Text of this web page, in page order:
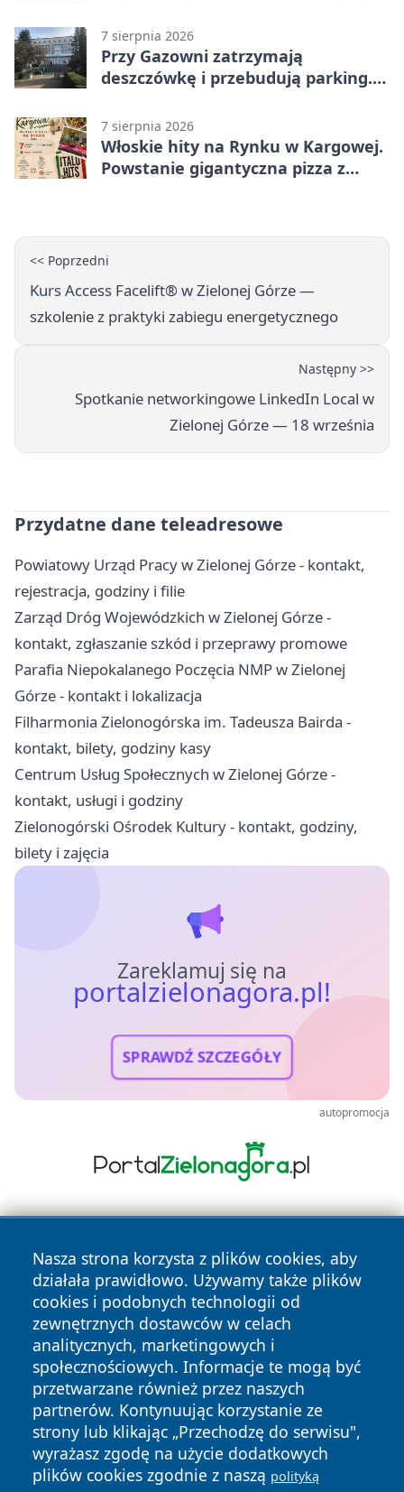
7 sierpnia 2026
Przy Gazowni zatrzymają
deszczówkę i przebudują parking.
7 sierpnia 2026
Włoskie hity na Rynku w Kargowej.
Powstanie gigantyczna pizza z
<< Poprzedni
Kurs Access Facelift® w Zielonej Górze —
szkolenie z praktyki zabiegu energetycznego
Następny >>
Spotkanie networkingowe LinkedIn Local w
Zielonej Górze — 18 września
Przydatne dane teleadresowe
Powiatowy Urząd Pracy w Zielonej Górze - kontakt,
rejestracja, godziny i filie
Zarząd Dróg Wojewódzkich w Zielonej Górze -
kontakt, zgłaszanie szkód i przeprawy promowe
Parafia Niepokalanego Poczęcia NMP w Zielonej
Górze - kontakt i lokalizacja
Filharmonia Zielonogórska im. Tadeusza Bairda -
kontakt, bilety, godziny kasy
Centrum Usług Społecznych w Zielonej Górze -
kontakt, usługi i godziny
Zielonogórski Ośrodek Kultury - kontakt, godziny,
bilety i zajęcia
Zareklamuj się na
portalzielonagora.pl!
SPRAWDŹ SZCZEGÓŁY
autopromocja
Nasza strona korzysta z plików cookies, aby
działała prawidłowo. Używamy także plików
cookies i podobnych technologii od
zewnętrznych dostawców w celach
analitycznych, marketingowych i
społecznościowych. Informacje te mogą być
przetwarzane również przez naszych
partnerów. Kontynuując korzystanie ze
strony lub klikając „Przechodzę do serwisu",
wyrażasz zgodę na użycie dodatkowych
plików cookies zgodnie z naszą polityką
Copyright © 2026 portalzielonagora.pl Wszystkie prawa
zastrzeżone.
News Autorzy
Polityka
Prywatności
Polityka
Cookies